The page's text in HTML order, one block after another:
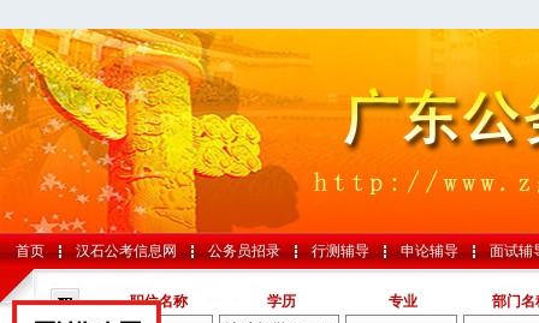
首页 汉石公考信息网 公务员招录 行测辅导 申论辅导 面试辅
职位名称 学历 专业 部门名